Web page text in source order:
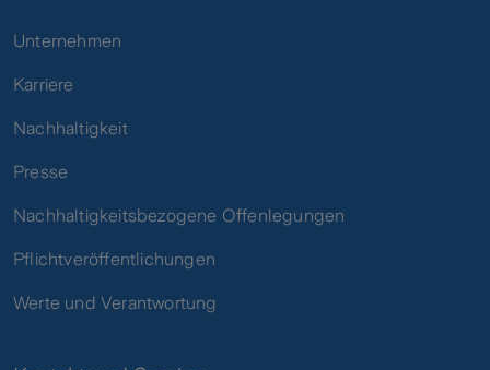
Unternehmen
Karriere
Nachhaltigkeit
Presse
Nachhaltigkeitsbezogene Offenlegungen
Pflichtveröffentlichungen
Werte und Verantwortung